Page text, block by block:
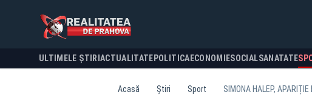
ULTIMELE ȘTIRI ACTUALITATE POLITICA ECONOMIESOCIALSANATATE
Acasă Știri Sport SIMONA HALEP,